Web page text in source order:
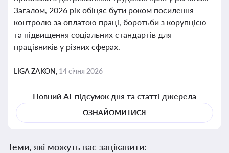
Загалом, 2026 рік обіцяє бути роком посилення
контролю за оплатою праці, боротьби з корупцією
та підвищення соціальних стандартів для
працівників у різних сферах.
LIGA ZAKON, 14 січня 2026
Повний AI-підсумок дня та статті-джерела
ОЗНАЙОМИТИСЯ
Теми, які можуть вас зацікавити: